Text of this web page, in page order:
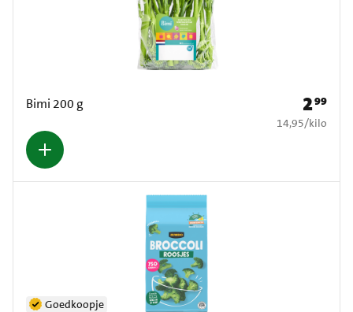
Bimi 200 g Prijs: €
299
€ 14,95 per kilo
14,95/kilo
Goedkoopje